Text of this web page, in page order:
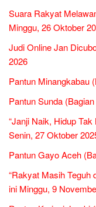
Suara Rakyat
Minggu, 26 Oktober
Judi Online Jan
2026
Pantun Minangkabau
Pantun Sunda (Bagian
“Janji Naik, Hidup
Senin, 27 Oktober
Pantun Gayo Aceh
“Rakyat Masih Teguh
ini Minggu, 9